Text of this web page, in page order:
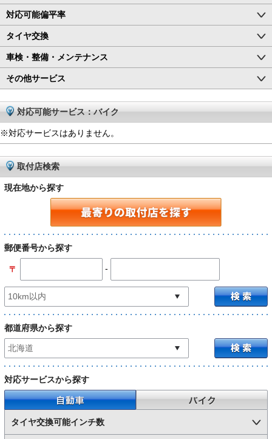
対応可能偏平率
タイヤ交換
車検・整備・メンテナンス
その他サービス
対応可能サービス：バイク
※対応サービスはありません。
取付店検索
現在地から探す
郵便番号から探す
〒 -
都道府県から探す
対応サービスから探す
自動車
バイク
タイヤ交換可能インチ数